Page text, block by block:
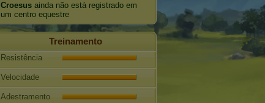
Croesus ainda não está registrado em
um centro equestre
Treinamento
Resistência
Velocidade
Adestramento